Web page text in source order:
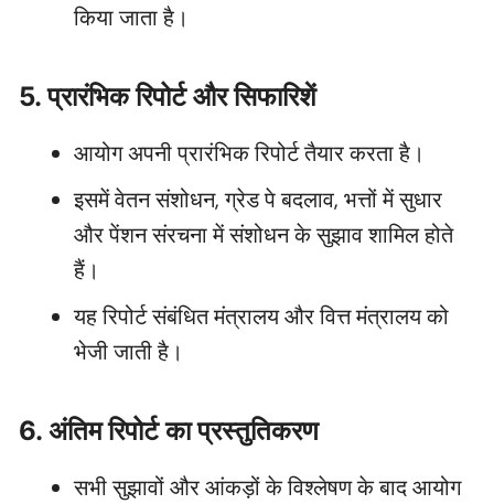
किया जाता है।
5. प्रारंभिक रिपोर्ट और सिफारिशें
आयोग अपनी प्रारंभिक रिपोर्ट तैयार करता है।
इसमें वेतन संशोधन, ग्रेड पे बदलाव, भत्तों में सुधार
और पेंशन संरचना में संशोधन के सुझाव शामिल होते
हैं।
यह रिपोर्ट संबंधित मंत्रालय और वित्त मंत्रालय को
भेजी जाती है।
6. अंतिम रिपोर्ट का प्रस्तुतिकरण
सभी सुझावों और आंकड़ों के विश्लेषण के बाद आयोग